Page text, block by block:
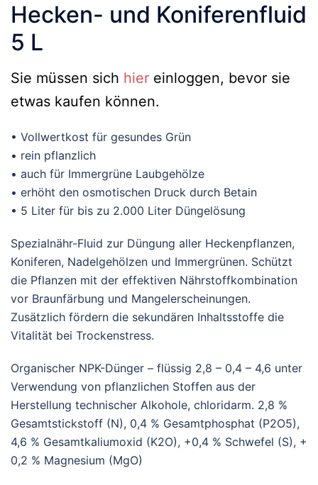
Hecken- und Koniferenfluid
5 L
Sie müssen sich hier einloggen, bevor sie
etwas kaufen können.
• Vollwertkost für gesundes Grün
• rein pflanzlich
• auch für Immergrüne Laubgehölze
• erhöht den osmotischen Druck durch Betain
• 5 Liter für bis zu 2.000 Liter Düngelösung
Spezialnähr-Fluid zur Düngung aller Heckenpflanzen,
Koniferen, Nadelgehölzen und Immergrünen. Schützt
die Pflanzen mit der effektiven Nährstoffkombination
vor Braunfärbung und Mangelerscheinungen.
Zusätzlich fördern die sekundären Inhaltsstoffe die
Vitalität bei Trockenstress.
Organischer NPK-Dünger – flüssig 2,8 – 0,4 – 4,6 unter
Verwendung von pflanzlichen Stoffen aus der
Herstellung technischer Alkohole, chloridarm. 2,8 %
Gesamtstickstoff (N), 0,4 % Gesamtphosphat (P2O5),
4,6 % Gesamtkaliumoxid (K2O), +0,4 % Schwefel (S), +
0,2 % Magnesium (MgO)